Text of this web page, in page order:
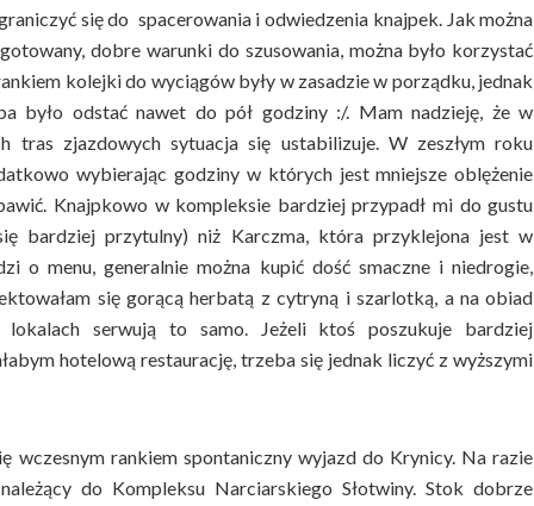
się do spacerowania i odwiedzenia knajpek. Jak można
dobre warunki do szusowania, można było korzystać
kolejki do wyciągów były w zasadzie w porządku, jednak
było odstać nawet do pół godziny :/. Mam nadzieję, że w
tras zjazdowych sytuacja się ustabilizuje. W zeszłym roku
wybierając godziny w których jest mniejsze oblężenie
Knajpkowo w kompleksie bardziej przypadł mi do gustu
bardziej przytulny) niż Karczma, która przyklejona jest w
o menu, generalnie można kupić dość smaczne i niedrogie,
się gorącą herbatą z cytryną i szarlotką, a na obiad
serwują to samo. Jeżeli ktoś poszukuje bardziej
hotelową restaurację, trzeba się jednak liczyć z wyższymi
wczesnym rankiem spontaniczny wyjazd do Krynicy. Na razie
do Kompleksu Narciarskiego Słotwiny. Stok dobrze